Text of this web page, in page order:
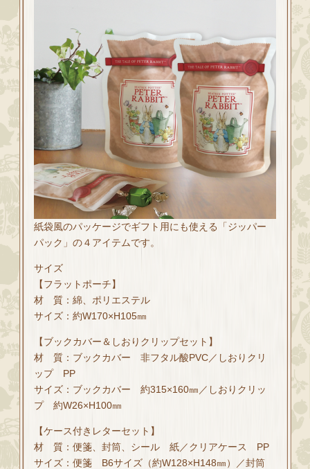
紙袋風のパッケージでギフト用にも使える「ジッパー
パック」の４アイテムです。
サイズ
【フラットポーチ】
材 質：綿、ポリエステル
サイズ：約W170×H105㎜
【ブックカバー＆しおりクリップセット】
材 質：ブックカバー 非フタル酸PVC／しおりクリ
ップ PP
サイズ：ブックカバー 約315×160㎜／しおりクリッ
プ 約W26×H100㎜
【ケース付きレターセット】
材 質：便箋、封筒、シール 紙／クリアケース PP
サイズ：便箋 B6サイズ（約W128×H148㎜）／封筒